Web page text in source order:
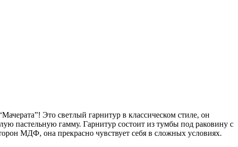
Это светлый гарнитур в классическом стиле, он
пастельную гамму. Гарнитур состоит из тумбы под раковину с
МДФ, она прекрасно чувствует себя в сложных условиях.